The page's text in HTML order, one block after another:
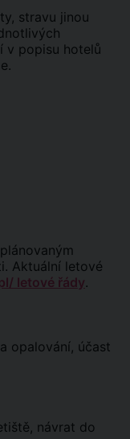
stravu jinou
v popisu hotelů
Aktuální letové
letové řády.
opalování, účast
návrat do